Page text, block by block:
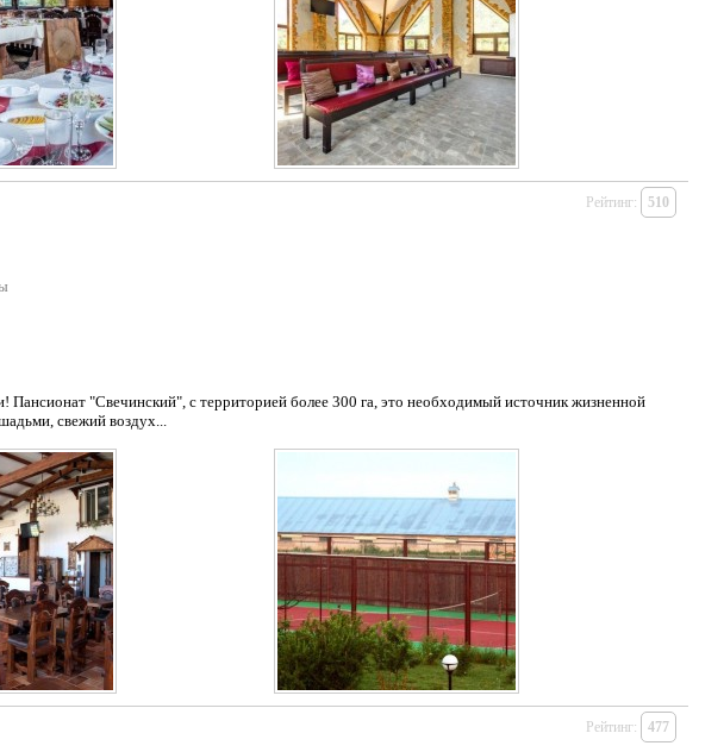
"Свечинский", с территорией более 300 га, это необходимый источник жизненной
свежий воздух...
Рейтинг: 510
Рейтинг: 477